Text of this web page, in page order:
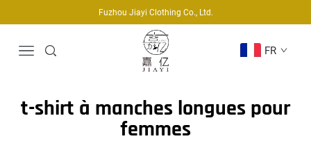
Fuzhou Jiayi Clothing Co., Ltd.
FR
t-shirt à manches longues pour
femmes